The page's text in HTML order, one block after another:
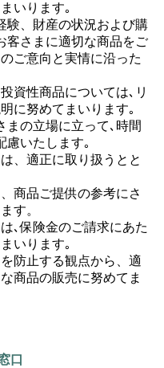
いります｡
験、財産の状況および購
客さまに適切な商品をご
ご意向と実情に沿った
資性商品については､リ
に努めてまいります｡
まの立場に立って､時間
慮いたします｡
、適正に取り扱うとと
商品ご提供の参考にさ
す。
､保険金のご請求にあた
いります｡
防止する観点から、適
商品の販売に努めてま
口